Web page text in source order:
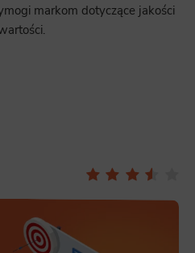
markom dotyczące jakości